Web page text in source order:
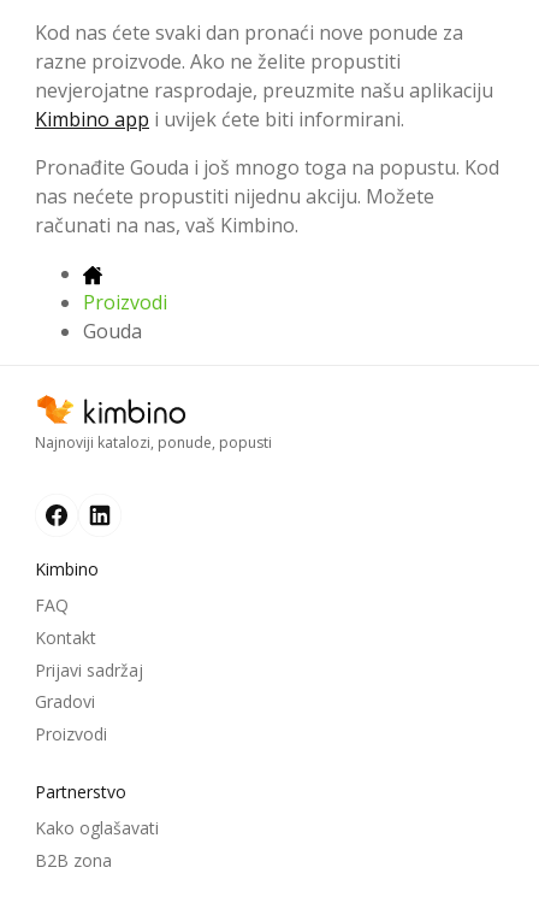
Kod nas ćete svaki dan pronaći nove ponude za
razne proizvode. Ako ne želite propustiti
nevjerojatne rasprodaje, preuzmite našu aplikaciju
Kimbino app i uvijek ćete biti informirani.
Pronađite Gouda i još mnogo toga na popustu. Kod
nas nećete propustiti nijednu akciju. Možete
računati na nas, vaš Kimbino.
Proizvodi
Gouda
Najnoviji katalozi, ponude, popusti
Kimbino
FAQ
Kontakt
Prijavi sadržaj
Gradovi
Proizvodi
Partnerstvo
Kako oglašavati
B2B zona